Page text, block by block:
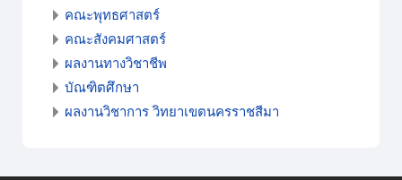
คณะพุทธศาสตร์
คณะสังคมศาสตร์
ผลงานทางวิชาชีพ
บัณฑิตศึกษา
ผลงานวิชาการ วิทยาเขตนครราชสีมา